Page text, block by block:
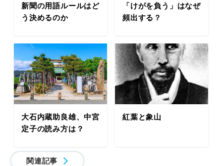
新聞の用語ルールはど
う決めるのか
「けがを負う」はなぜ
頻出する？
大石内蔵助良雄、中宮
定子の読み方は？
紅葉と象山
関連記事